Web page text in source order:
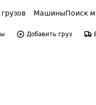
МашиныПоиск
Добавить груз